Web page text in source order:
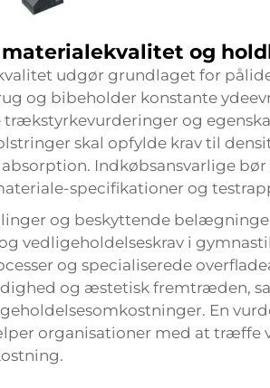
og
udgør grundlaget for
og bibeholder konstante
og
skal opfylde krav til
Indkøbsansvarlige
specifikationer og
og beskyttende
vedligeholdelseskrav i
og specialiserede
og æstetisk fremtræden,
En
organisationer med at træffe